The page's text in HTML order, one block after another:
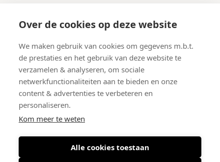
Over de cookies op deze website
We maken gebruik van cookies om gegevens m.b.t.
de prestaties en het gebruik van deze website te
verzamelen & analyseren, om sociale
netwerkfunctionaliteiten aan te bieden en onze
content & advertenties te verbeteren en
personaliseren.
Kom meer te weten
Alle cookies toestaan
Verzenden
Retourneren
Betalen
Veelgestelde vragen
© 2026 West-End BV-Meir 75, 2000 Antwerpen (België)